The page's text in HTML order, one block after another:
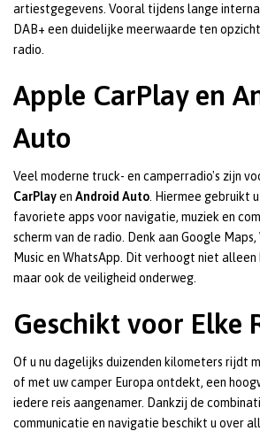
artiestgegevens. Vooral tijdens lange
DAB+ een duidelijke meerwaarde ten
radio.
Apple CarPlay en
Auto
Veel moderne truck- en camperradio's zijn
CarPlayen Android Auto . Hiermee gebruikt
favoriete apps voor navigatie, muziek en
scherm van de radio. Denk aan Google
Music en WhatsApp. Dit verhoogt niet
maar ook de veiligheid onderweg.
Geschikt voor Elke
Of u nu dagelijks duizenden kilometers rijdt
of met uw camper Europa ontdekt, een
iedere reis aangenamer. Dankzij de
communicatie en navigatie beschikt u over